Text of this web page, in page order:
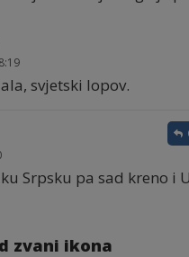
svjetski lopov.
Srpsku pa sad kreno i
zvani ikona